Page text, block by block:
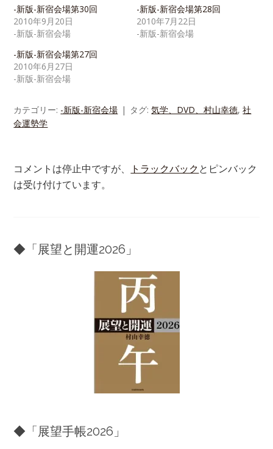
-新版-新宿会場第30回
2010年9月20日
-新版-新宿会場
-新版-新宿会場第28回
2010年7月22日
-新版-新宿会場
-新版-新宿会場第27回
2010年6月27日
-新版-新宿会場
カテゴリー: -新版-新宿会場 タグ:気学、DVD、村山幸徳,社
会運勢学
コメントは停止中ですが、 トラックバックとピンバック
は受け付けています。
◆「展望と開運2026」
◆「展望手帳2026」